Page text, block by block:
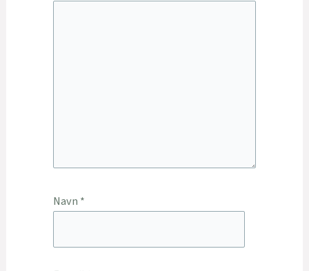
Navn *